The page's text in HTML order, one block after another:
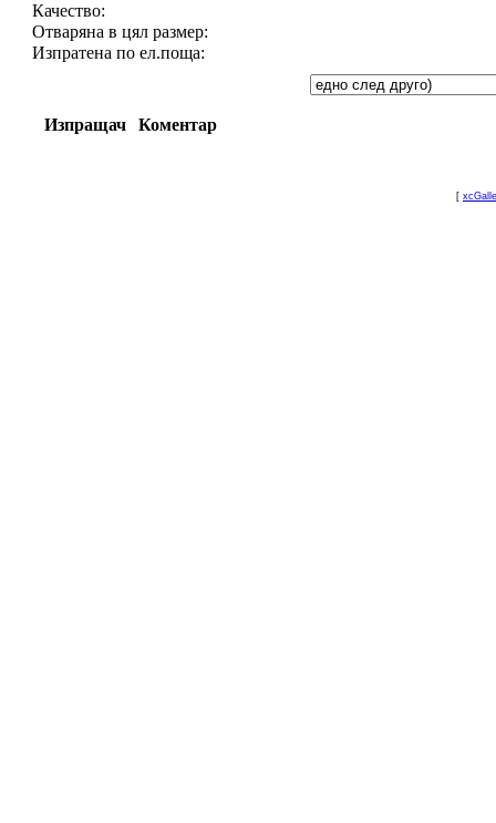
Качество:
Отваряна в цял размер:
Изпратена по ел.поща:
Изпращач Коментар
[